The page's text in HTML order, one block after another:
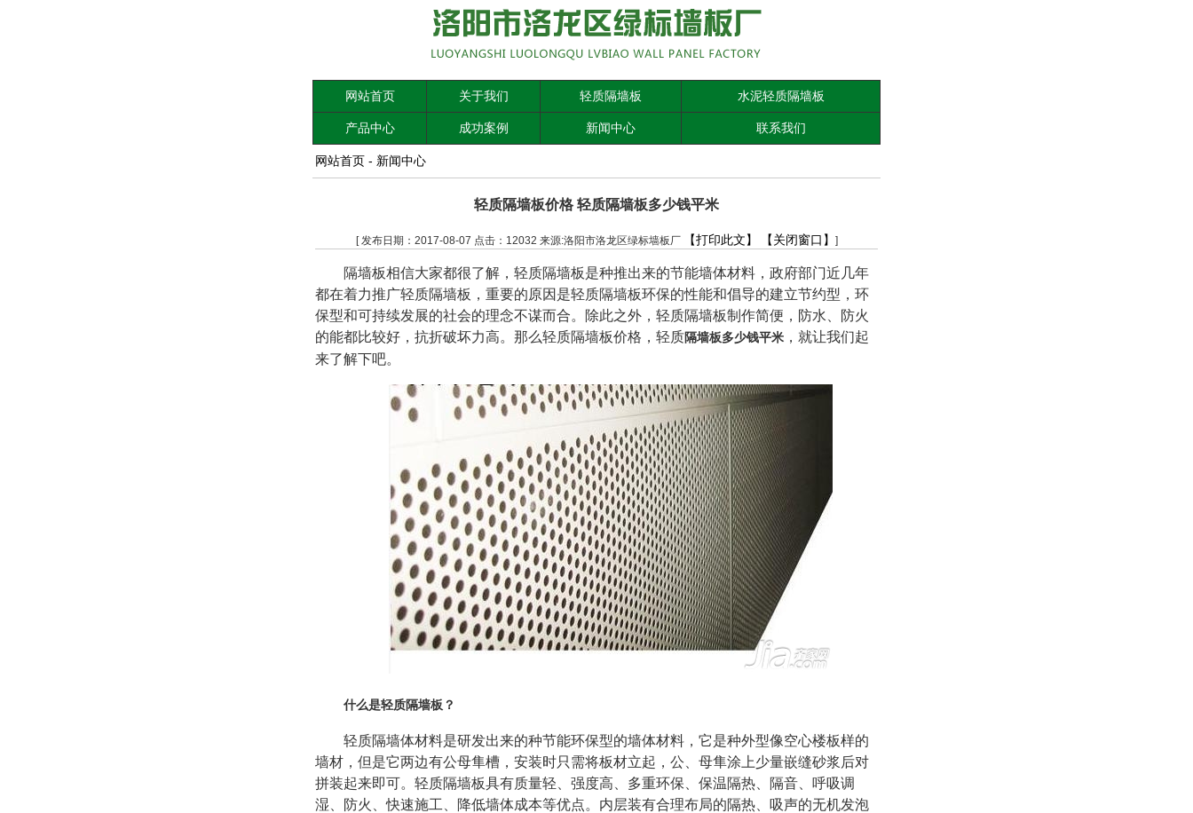
网站首页 关于我们 轻质隔墙板 水泥轻质隔墙板
产品中心 成功案例 新闻中心 联系我们
网站首页 - 新闻中心
轻质隔墙板价格 轻质隔墙板多少钱平米
[ 发布日期：2017-08-07 点击：12032 来源:洛阳市洛龙区绿标墙板厂 【打印此文】 【关闭窗口】 ]
隔墙板相信大家都很了解，轻质隔墙板是种推出来的节能墙体材料，政府部门近几年
都在着力推广轻质隔墙板，重要的原因是轻质隔墙板环保的性能和倡导的建立节约型，环
保型和可持续发展的社会的理念不谋而合。除此之外，轻质隔墙板制作简便，防水、防火
的能都比较好，抗折破坏力高。那么轻质隔墙板价格，轻质隔墙板多少钱平米 ，就让我们起
来了解下吧。
什么是轻质隔墙板？
轻质隔墙体材料是研发出来的种节能环保型的墙体材料，它是种外型像空心楼板样的
墙材，但是它两边有公母隼槽，安装时只需将板材立起，公、母隼涂上少量嵌缝砂浆后对
拼装起来即可。轻质隔墙板具有质量轻、强度高、多重环保、保温隔热、隔音、呼吸调
湿、防火、快速施工、降低墙体成本等优点。内层装有合理布局的隔热、吸声的无机发泡